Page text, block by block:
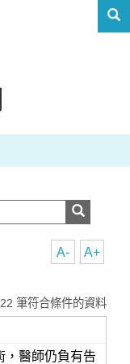
A+
A-
筆符合條件的資料
，醫師仍負有告